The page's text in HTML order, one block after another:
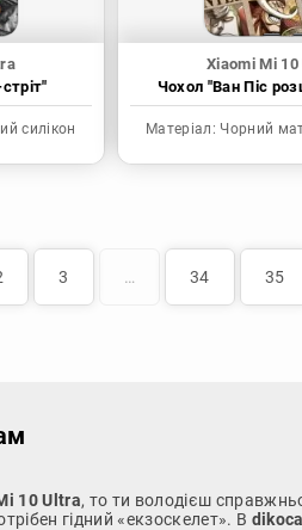
силікон
Xiaomi Mi
Чохол "Ван Піс
Матеріал: Чорний
3 … 34 35
10 Ultra, то ти володієш
гідний «екзоскелет». В